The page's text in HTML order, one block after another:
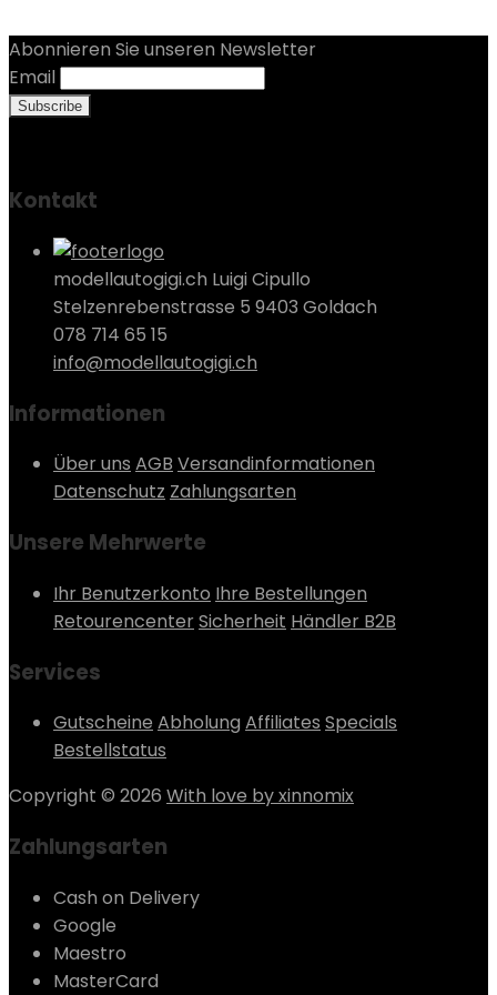
Abonnieren Sie unseren Newsletter
Email
Kontakt
modellautogigi.ch Luigi Cipullo
Stelzenrebenstrasse 5 9403 Goldach
078 714 65 15
info@modellautogigi.ch
Informationen
Über uns AGB Versandinformationen
Datenschutz Zahlungsarten
Unsere Mehrwerte
Ihr Benutzerkonto Ihre Bestellungen
RetourencenterSicherheit Händler B2B
Services
Gutscheine Abholung Affiliates Specials
Bestellstatus
Copyright © 2026 With love by xinnomix
Zahlungsarten
Cash on Delivery
Google
Maestro
MasterCard